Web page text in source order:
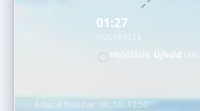
01:27
Holdfázis: Újhold
Adatok frissítve: 08. 10. 12:50